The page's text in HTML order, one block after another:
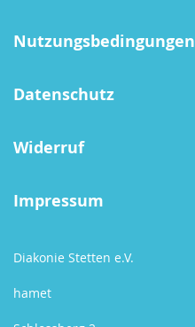
Nutzungsbedingungen
Datenschutz
Widerruf
Impressum
Diakonie Stetten e.V.
hamet